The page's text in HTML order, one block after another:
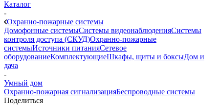
Каталог
-
Охранно-пожарные системы
Домофонные системыСистемы видеонаблюденияСистемы
контроля доступа (СКУД)Охранно-пожарные
системыИсточники питанияСетевое
оборудованиеКомплектующиеШкафы, щиты и боксыДом и
дача
-
Умный дом
Охранно-пожарная сигнализацияБеспроводные системы
Поделиться